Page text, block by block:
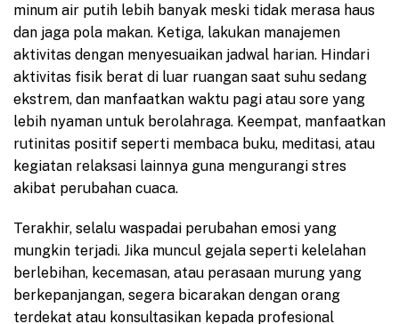
minum air putih lebih banyak meski tidak merasa haus
dan jaga pola makan. Ketiga, lakukan manajemen
aktivitas dengan menyesuaikan jadwal harian. Hindari
aktivitas fisik berat di luar ruangan saat suhu sedang
ekstrem, dan manfaatkan waktu pagi atau sore yang
lebih nyaman untuk berolahraga. Keempat, manfaatkan
rutinitas positif seperti membaca buku, meditasi, atau
kegiatan relaksasi lainnya guna mengurangi stres
akibat perubahan cuaca.
Terakhir, selalu waspadai perubahan emosi yang
mungkin terjadi. Jika muncul gejala seperti kelelahan
berlebihan, kecemasan, atau perasaan murung yang
berkepanjangan, segera bicarakan dengan orang
terdekat atau konsultasikan kepada profesional